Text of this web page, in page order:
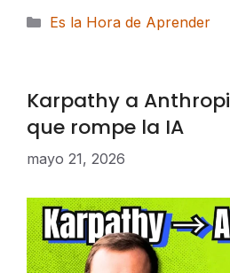
Categorías
Es la Hora de Aprender
Karpathy a
que rompe la IA
mayo 21, 2026